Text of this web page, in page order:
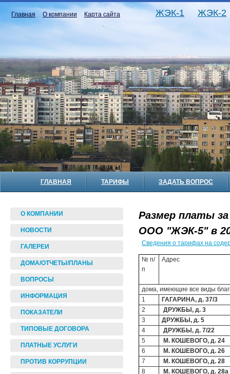
Главная О компании Карта сайта ЖЭК-1 ЖЭК-2
ГЛАВНАЯ ТАРИФЫ ЗАДАТЬ ВОПРОС
О КОМПАНИИ
НОВОСТИ
ГАЛЕРЕИ
ДОМА/ОТЧЕТЫ/ПЛАНЫ
ВОПРОСЫ
ИНФОРМАЦИЯ
ПОКАЗАТЕЛИ
ТИПОВЫЕ ДОГОВОРА
ПЛАТНЫЕ УСЛУГИ
ПРОТИВ КОРРУПЦИИ
Размер платы
ООО "ЖЭК-5" в
Сведения о тарифах на
№ п/
п
Адрес
дома, имеющие все виды
1
ГАГАРИНА, д. 37/3
2
ДРУЖБЫ, д. 3
3
ДРУЖБЫ, д. 5
4
ДРУЖБЫ, д. 7/22
5
М. КОШЕВОГО, д. 24
6
М. КОШЕВОГО, д. 26
7
М. КОШЕВОГО, д. 28
8
М. КОШЕВОГО, д. 28а